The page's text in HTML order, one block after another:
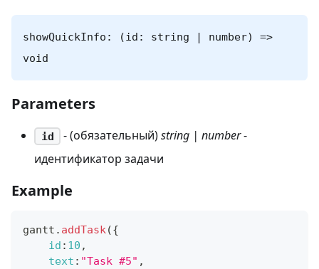
showQuickInfo: (id: string | number) =>
void
Parameters
id - (обязательный)string | number-
идентификатор задачи
Example
gantt . addTask({
id : 10 ,
text : "Task #5" ,